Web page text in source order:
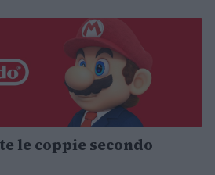
le coppie secondo